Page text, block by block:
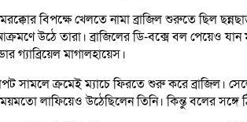
বিপক্ষে খেলতে নামা ব্রাজিল শুরুতে ছিল
উঠে তারা। ব্রাজিলের ডি-বক্সে বল পেয়েও
গ্যাব্রিয়েল মাগালহায়েস।
সামলে ক্রমেই ম্যাচে ফিরতে শুরু করে ব্রাজিল।
লাফিয়েও উঠেছিলেন তিনি। কিন্তু বলের সঙ্গে